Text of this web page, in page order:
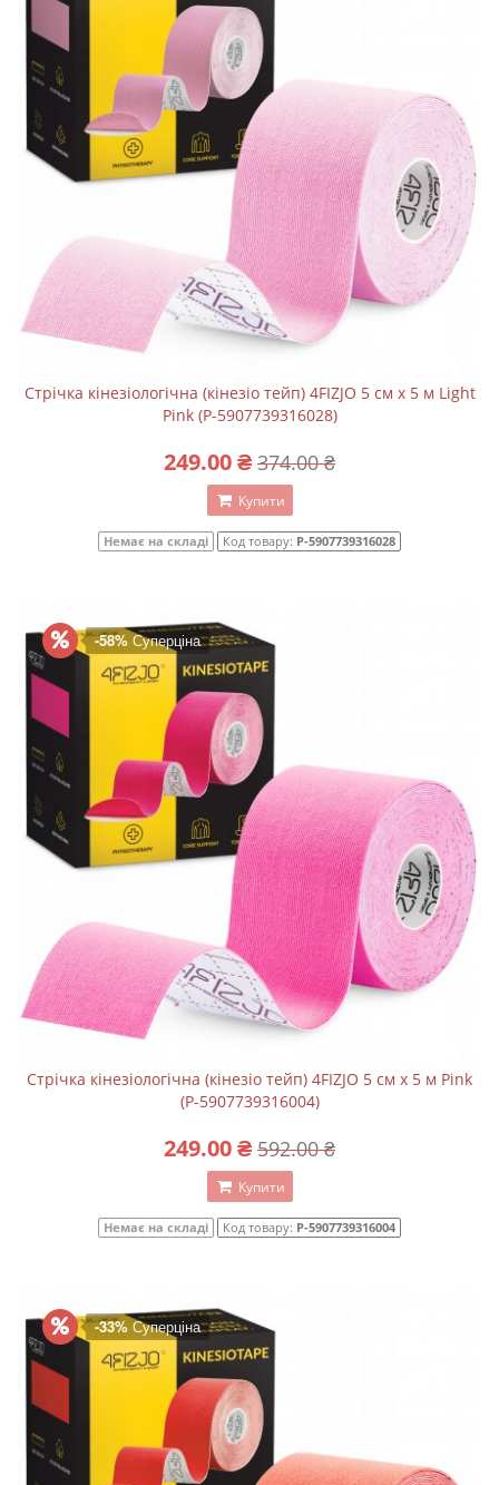
Стрічка кінезіологічна (кінезіо тейп) 4FIZJO 5 см x 5 м Light
Pink (P-5907739316028)
249.00 ₴ 374.00 ₴
Купити
Немає на складі Код товару: P-5907739316028
-58%Суперціна
Стрічка кінезіологічна (кінезіо тейп) 4FIZJO 5 см x 5 м Pink
(P-5907739316004)
249.00 ₴ 592.00 ₴
Купити
Немає на складі Код товару: P-5907739316004
-33%Суперціна